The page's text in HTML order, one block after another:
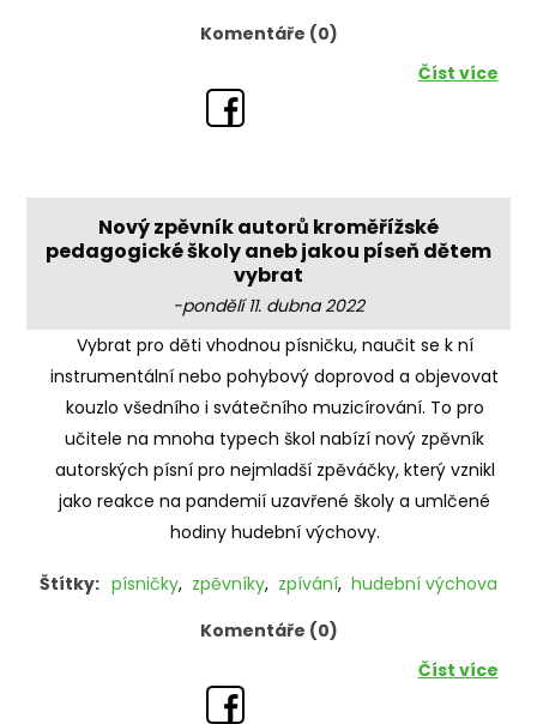
Komentáře (0)
Číst více
Nový zpěvník autorů kroměřížské
pedagogické školy aneb jakou píseň dětem
vybrat
-pondělí 11. dubna 2022
Vybrat pro děti vhodnou písničku, naučit se k ní
instrumentální nebo pohybový doprovod a objevovat
kouzlo všedního i svátečního muzicírování. To pro
učitele na mnoha typech škol nabízí nový zpěvník
autorských písní pro nejmladší zpěváčky, který vznikl
jako reakce na pandemií uzavřené školy a umlčené
hodiny hudební výchovy.
Štítky: písničky, zpěvníky, zpívání, hudební výchova
Komentáře (0)
Číst více